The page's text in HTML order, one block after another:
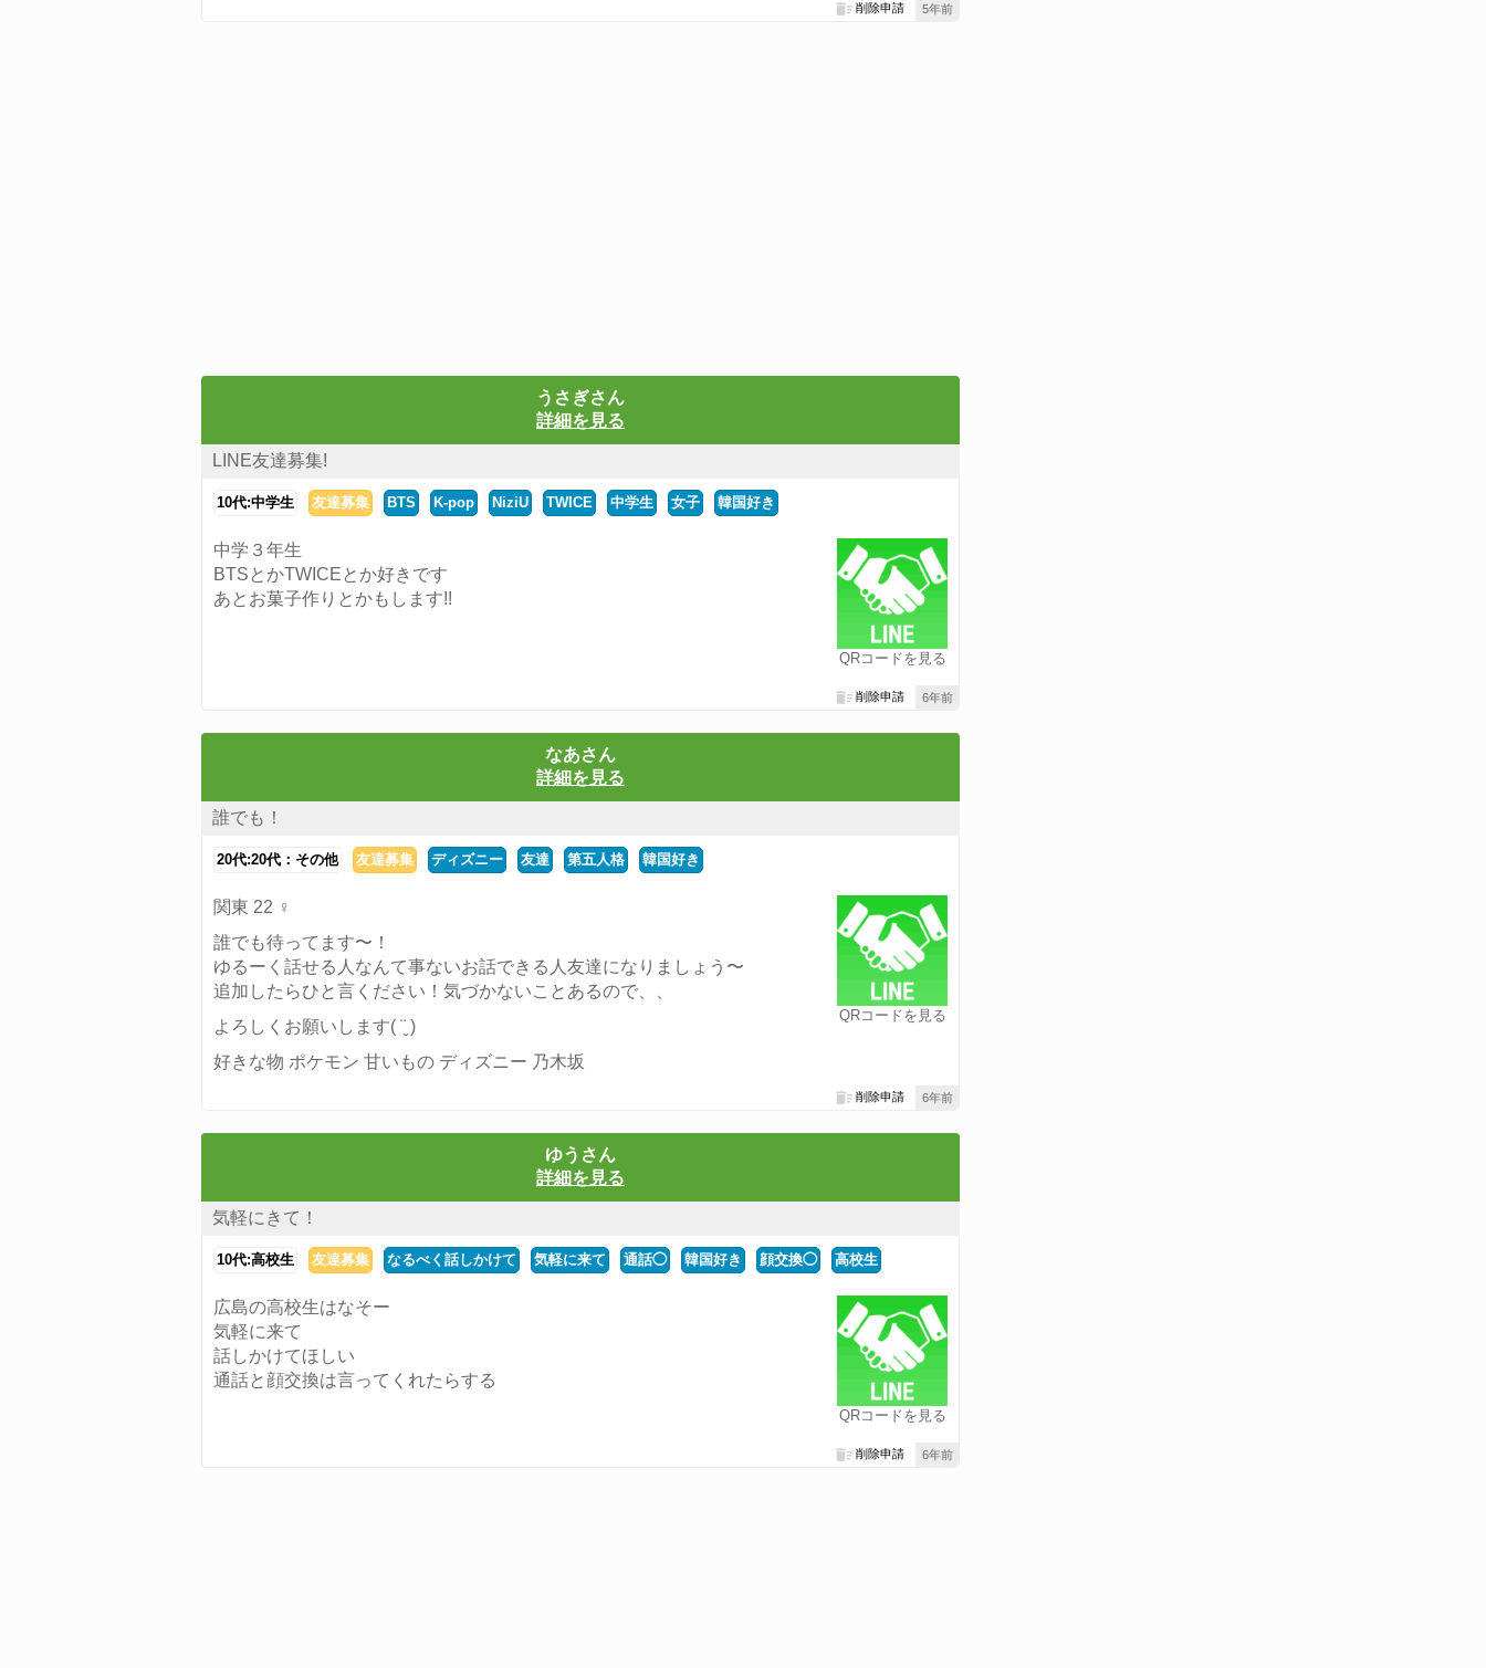
5年前
削除申請
うさぎさん
詳細を見る
LINE友達募集!
10代:中学生 友達募集 BTS K‐pop NiziU TWICE 中学生 女子 韓国好き
QRコードを見る
中学３年生
BTSとかTWICEとか好きです
あとお菓子作りとかもします!!
6年前
削除申請
なあさん
詳細を見る
誰でも！
20代:20代：その他 友達募集 ディズニー 友達 第五人格 韓国好き
QRコードを見る
関東 22 ♀
誰でも待ってます〜！
ゆるーく話せる人なんて事ないお話できる人友達になりましょう〜
追加したらひと言ください！気づかないことあるので、、
よろしくお願いします( ¨̮ )
好きな物 ポケモン 甘いもの ディズニー 乃木坂
6年前
削除申請
ゆうさん
詳細を見る
気軽にきて！
10代:高校生 友達募集 なるべく話しかけて 気軽に来て 通話◯ 韓国好き 顔交換◯ 高校生
QRコードを見る
広島の高校生はなそー
気軽に来て
話しかけてほしい
通話と顔交換は言ってくれたらする
6年前
削除申請